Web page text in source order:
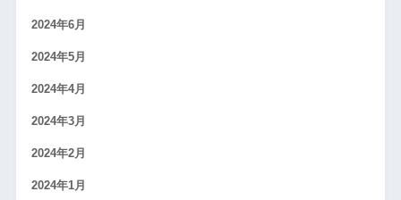
2024年6月
2024年5月
2024年4月
2024年3月
2024年2月
2024年1月